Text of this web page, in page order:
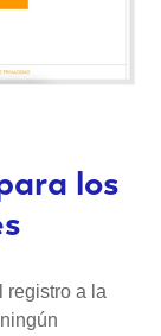
los
registro a la